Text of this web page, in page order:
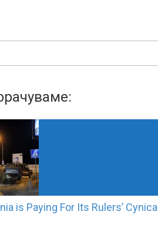
is Paying For Its Rulers’ Cynical